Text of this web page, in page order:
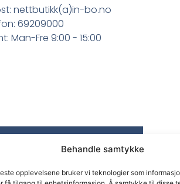
Behandle samtykke
opplevelsene bruker vi teknologier som
nettbutikk(a)in-bo.no
69209000
Man-Fre 9:00 - 15:00